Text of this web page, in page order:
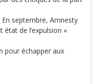
septembre, Amnesty
de l’expulsion «
pour échapper aux